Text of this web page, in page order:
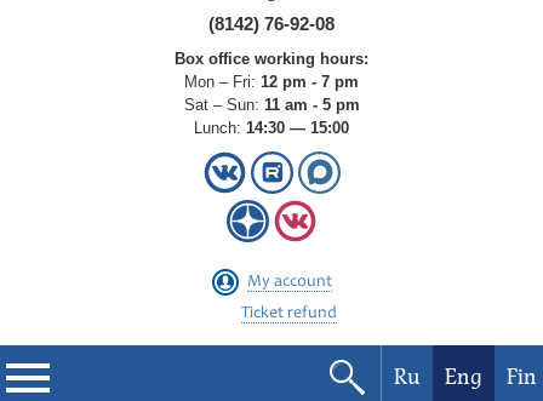
(8142) 76-92-08
Box office working hours:
Mon – Fri: 12 pm - 7 pm
Sat – Sun: 11 am - 5 pm
Lunch: 14:30 — 15:00
My account
Ticket refund
Ru Eng Fin